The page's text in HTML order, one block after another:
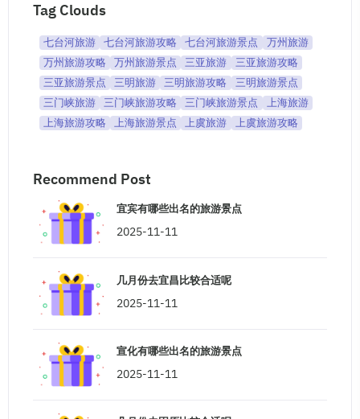
Tag Clouds
七台河旅游 七台河旅游攻略 七台河旅游景点
万州旅游
万州旅游攻略
万州旅游景点 三亚旅游
三亚旅游攻略
三亚旅游景点
三明旅游 三明旅游攻略
三明旅游景点
三门峡旅游
三门峡旅游攻略 三门峡旅游景点
上海旅游
上海旅游攻略
上海旅游景点 上虞旅游 上虞旅游攻略
Recommend Post
宜宾有哪些出名的旅游景点
2025-11-11
几月份去宜昌比较合适呢
2025-11-11
宣化有哪些出名的旅游景点
2025-11-11